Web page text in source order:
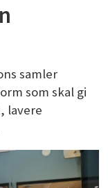
samler
som skal gi
lavere